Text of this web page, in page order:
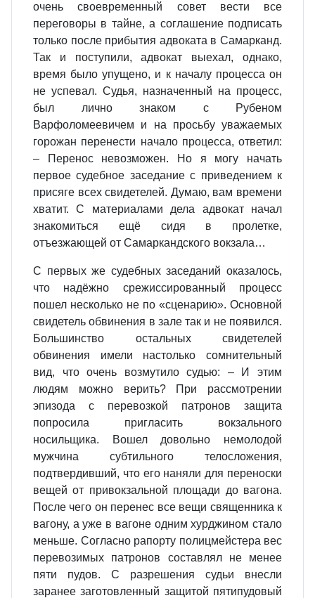
очень своевременный совет вести все
переговоры в тайне, а соглашение подписать
только после прибытия адвоката в Самарканд.
Так и поступили, адвокат выехал, однако,
время было упущено, и к началу процесса он
не успевал. Судья, назначенный на процесс,
был лично знаком с Рубеном
Варфоломеевичем и на просьбу уважаемых
горожан перенести начало процесса, ответил:
– Перенос невозможен. Но я могу начать
первое судебное заседание с приведением к
присяге всех свидетелей. Думаю, вам времени
хватит. С материалами дела адвокат начал
знакомиться ещё сидя в пролетке,
отъезжающей от Самаркандского вокзала…
С первых же судебных заседаний оказалось,
что надёжно срежиссированный процесс
пошел несколько не по «сценарию». Основной
свидетель обвинения в зале так и не появился.
Большинство остальных свидетелей
обвинения имели настолько сомнительный
вид, что очень возмутило судью: – И этим
людям можно верить? При рассмотрении
эпизода с перевозкой патронов защита
попросила пригласить вокзального
носильщика. Вошел довольно немолодой
мужчина субтильного телосложения,
подтвердивший, что его наняли для переноски
вещей от привокзальной площади до вагона.
После чего он перенес все вещи священника к
вагону, а уже в вагоне одним хурджином стало
меньше. Согласно рапорту полицмейстера вес
перевозимых патронов составлял не менее
пяти пудов. С разрешения судьи внесли
заранее заготовленный защитой пятипудовый